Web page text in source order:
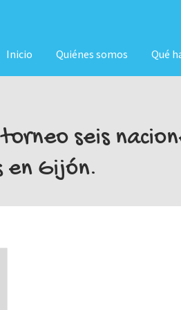
Inicio Quiénes somos Qué
seis
Gijón.